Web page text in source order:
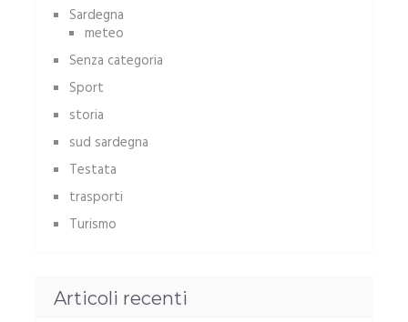
Sardegna
meteo
Senza categoria
Sport
storia
sud sardegna
Testata
trasporti
Turismo
Articoli recenti